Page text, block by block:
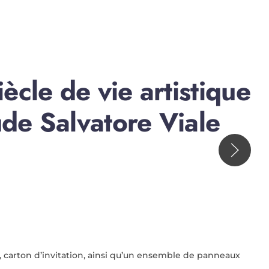
de vie artistique
Salvatore Viale
d’invitation, ainsi qu’un ensemble de panneaux